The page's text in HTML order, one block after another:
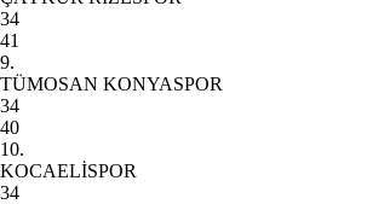
34
41
9.
TÜMOSAN KONYASPOR
34
40
10.
KOCAELİSPOR
34